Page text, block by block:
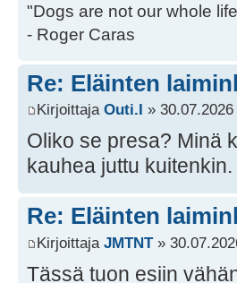
"Dogs are not our whole
- Roger Caras
Re: Eläinten
Kirjoittaja Outi.I »
Oliko se presa? Minä
kauhea juttu kuitenkin.
Re: Eläinten
Kirjoittaja JMTNT»
Tässä tuon esiin